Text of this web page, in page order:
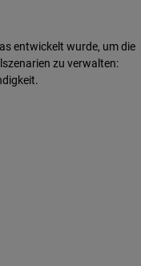
entwickelt wurde, um die
zu verwalten: